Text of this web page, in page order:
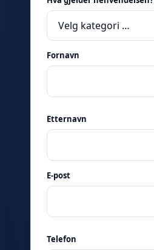
Fornavn
Etternavn
E-post
Telefon